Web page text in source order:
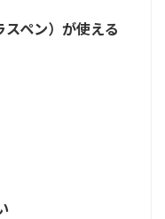
ペン）が使える